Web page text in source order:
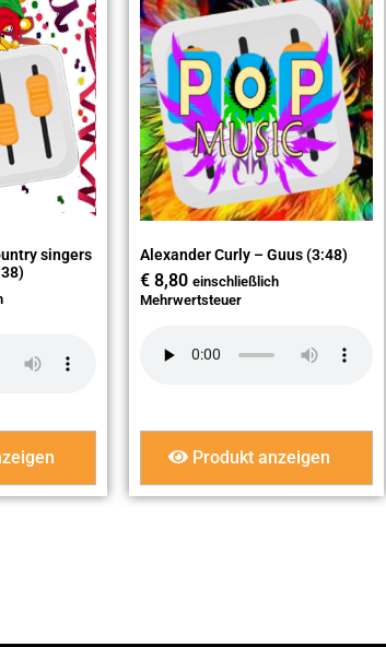
singers
Alexander Curly – Guus (3:48)
€ 8,80 einschließlich
Mehrwertsteuer
Produkt anzeigen